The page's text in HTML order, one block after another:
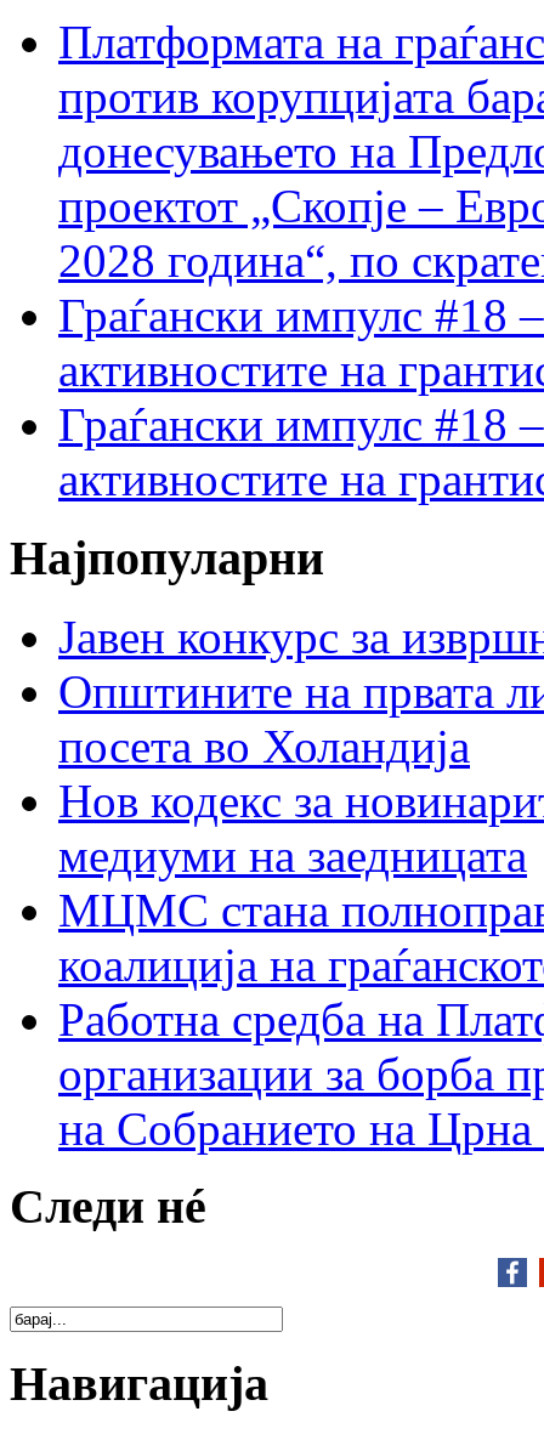
Платформата на
против корупцијата
донесувањето на
проектот „Скопје –
2028 година“, по
Граѓански импулс #18
активностите на
Граѓански импулс #18
активностите на
Најпопуларни
Јавен конкурс за
Општините на првата
посета во Холандија
Нов кодекс за
медиуми на заедницата
МЦМС стана
коалиција на
Работна средба на
организации за борба
на Собранието на Црна
Следи нé
Навигација